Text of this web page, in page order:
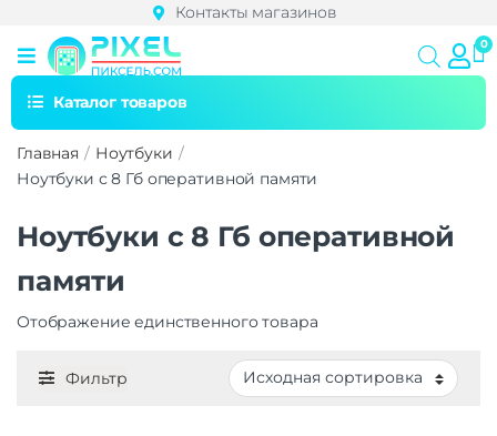
Контакты магазинов
Каталог товаров
Главная
Ноутбуки
Ноутбуки с 8 Гб оперативной памяти
Ноутбуки с 8 Гб оперативной
памяти
Отображение единственного товара
Фильтр